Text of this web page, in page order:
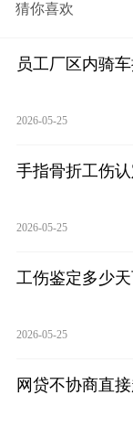
猜你喜欢
员工厂区内骑
2026-05-25
手指骨折工伤
2026-05-25
工伤鉴定多少
2026-05-25
网贷不协商直